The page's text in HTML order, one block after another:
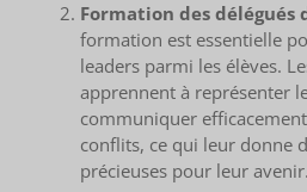
Formation des délégués
formation est essentielle
leaders parmi les élèves.
apprennent à représenter
communiquer
conflits, ce qui leur donne
précieuses pour leur avenir.